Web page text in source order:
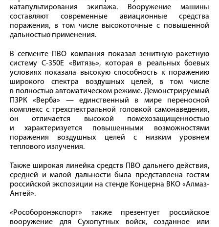
катапультирования экипажа. Вооружение машины
составляют современные авиационные средства
поражения, в том числе высокоточные с повышенной
дальностью применения.
В сегменте ПВО компания показал зенитную ракетную
систему С-350Е «Витязь», которая в реальных боевых
условиях показала высокую способность к поражению
широкого спектра воздушных целей, в том числе
в полностью автоматическом режиме. Демонстрируемый
ПЗРК «Верба» — единственный в мире переносной
комплекс с трехспектральной головкой самонаведения,
он отличается высокой помехозащищенностью
и характеризуется повышенными возможностями
поражения воздушных целей с низким уровнем
теплового излучения.
Также широкая линейка средств ПВО дальнего действия,
средней и малой дальности была представлена гостям
российской экспозиции на стенде Концерна ВКО «Алмаз-
Антей».
«Рособоронэкспорт» также презентует российское
вооружение для Сухопутных войск, созданное или